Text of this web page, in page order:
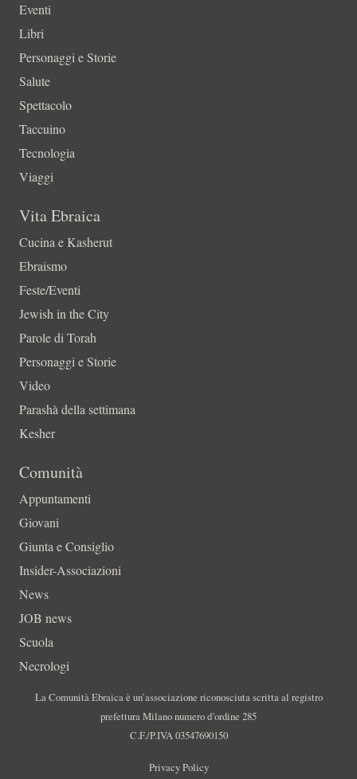
Eventi
Libri
Personaggi e Storie
Salute
Spettacolo
Taccuino
Tecnologia
Viaggi
Vita Ebraica
Cucina e Kasherut
Ebraismo
Feste/Eventi
Jewish in the City
Parole di Torah
Personaggi e Storie
Video
Parashà della settimana
Kesher
Comunità
Appuntamenti
Giovani
Giunta e Consiglio
Insider-Associazioni
News
JOB news
Scuola
Necrologi
La Comunità Ebraica è un’associazione riconosciuta scritta al registro
prefettura Milano numero d’ordine 285
C.F./P.IVA 03547690150
Privacy Policy